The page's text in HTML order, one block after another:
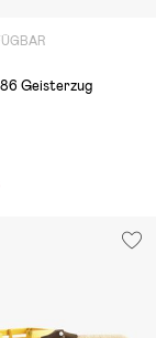
Geisterzug